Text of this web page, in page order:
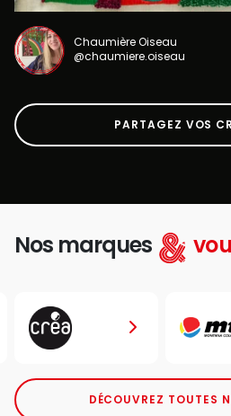
Chaumière Oiseau
@chaumiere.oiseau
PARTAGEZ VOS
Nos marques
DÉCOUVREZ TOUTES